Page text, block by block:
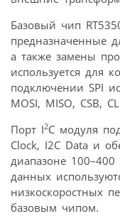
Базовый чип
предназначенные
а также замены
используется для
подключении SPI
MOSI, MISO, CSB,
Порт I2C модуля
Clock, I2C Data и
диапазоне
данных
низкоскоростных
базовым чипом.